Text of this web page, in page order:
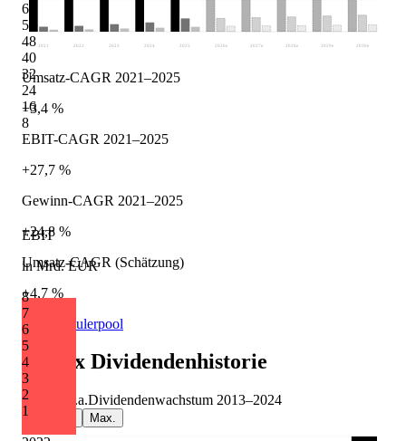
64
56
48
40
32
24
16
8
EBIT
in Mrd. EUR
8
7
6
5
4
3
2
1
2021 2022 2023 2024 2025 2026 e 2027 e 2028 e 2029 e 2030e
Umsatz-CAGR 2021–2025
+3,4 %
EBIT-CAGR 2021–2025
+27,7 %
Gewinn-CAGR 2021–2025
+24,8 %
Umsatz-CAGR (Schätzung)
+4,7 %
Quelle: Eulerpool
Talanx Dividendenhistorie
+7,6 % p.a.Dividendenwachstum 2013–2024
Max.